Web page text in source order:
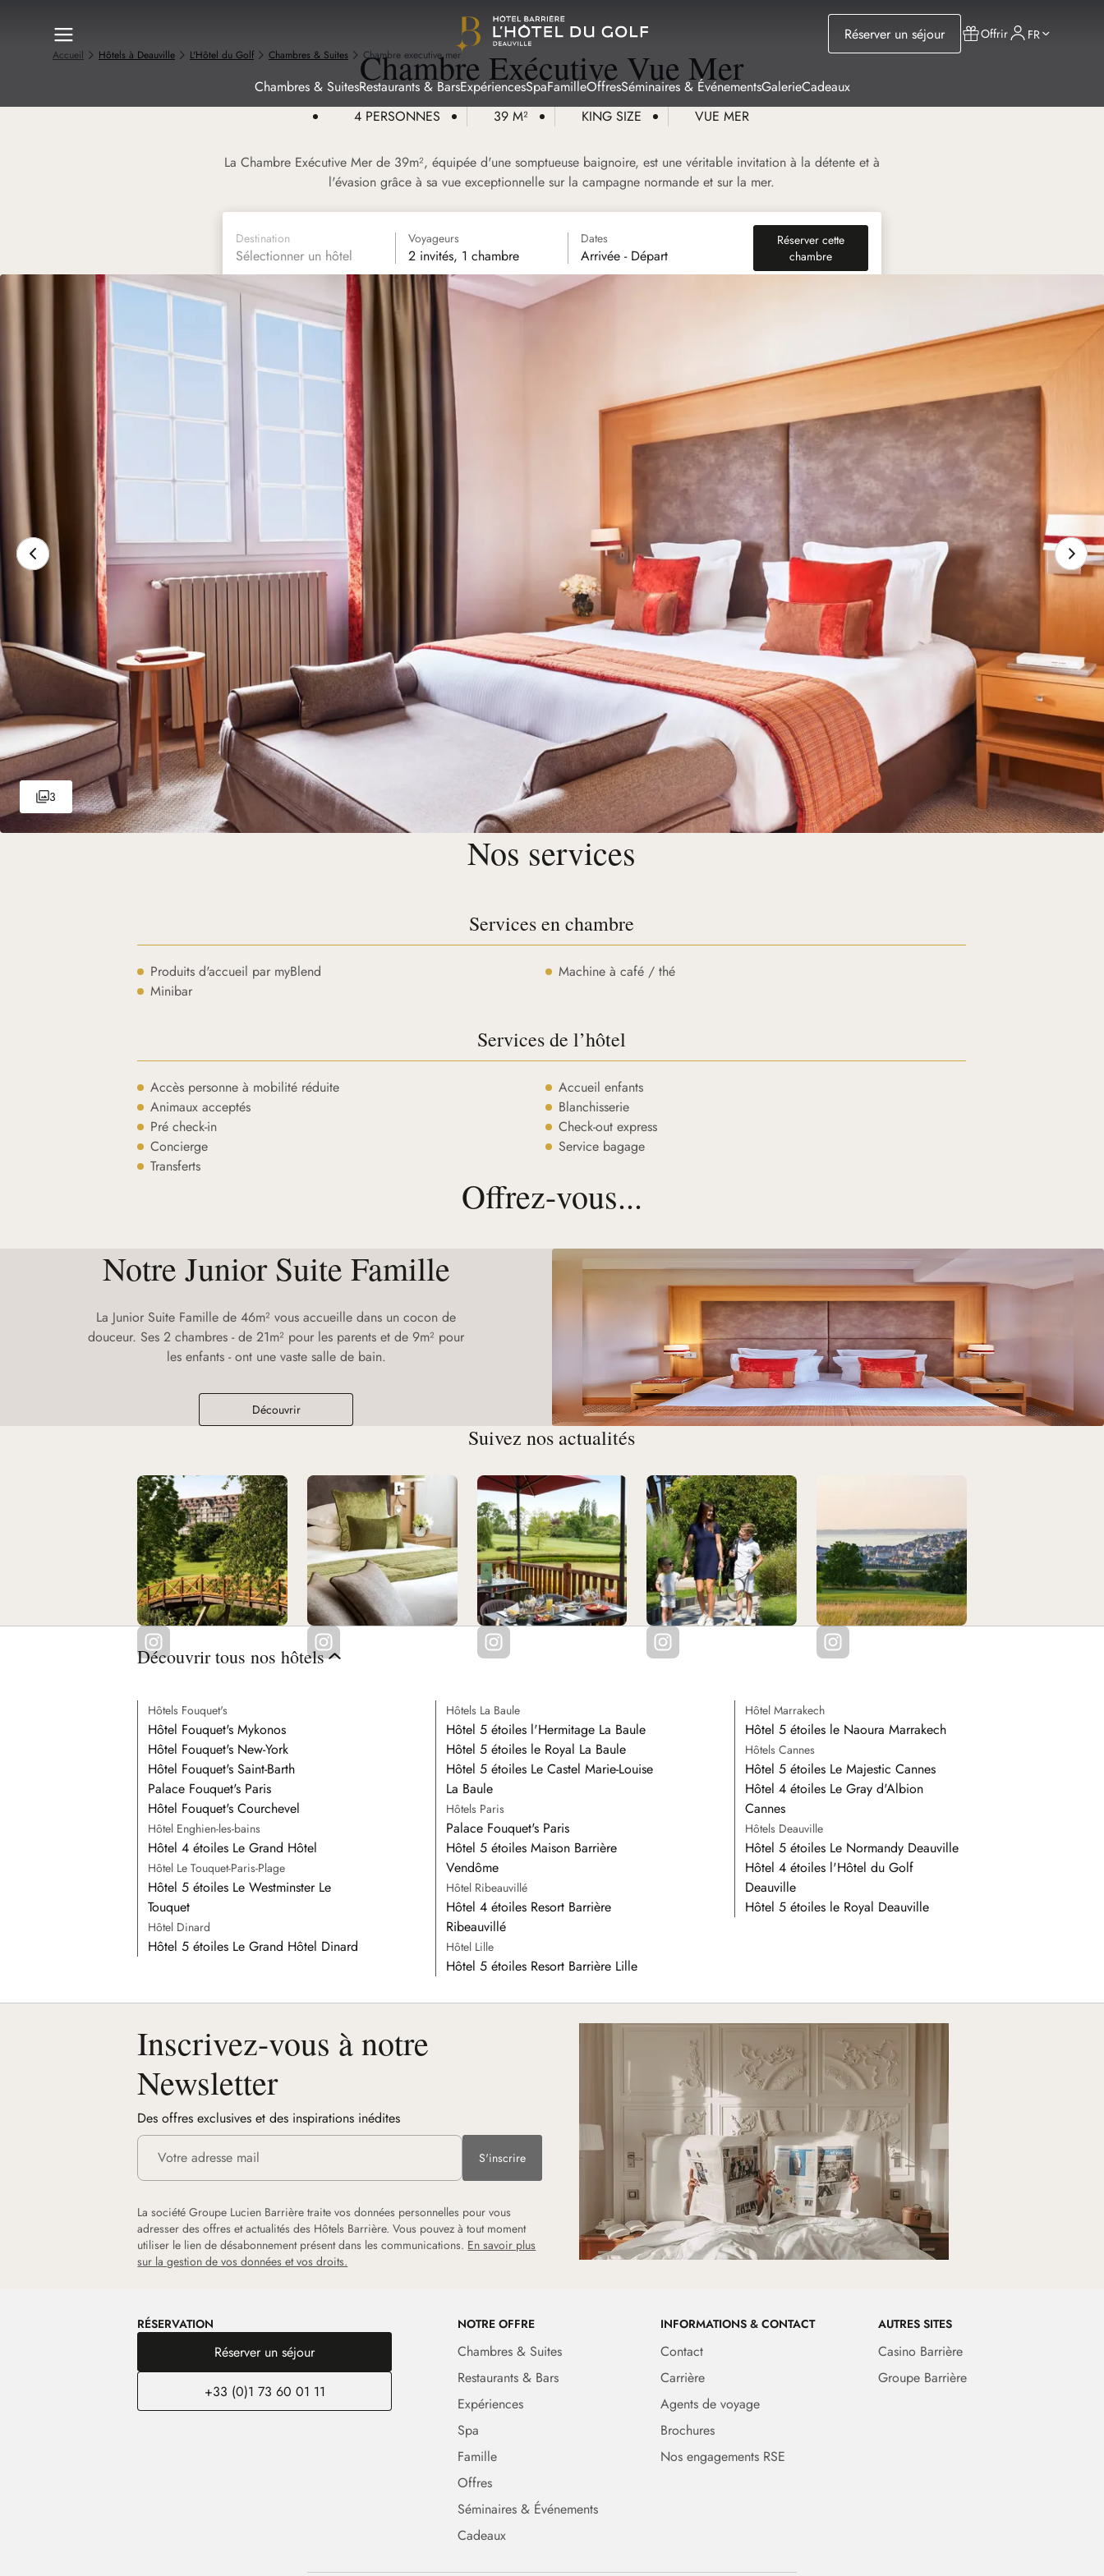
Réserver un séjour Offrir FR
Chambres & SuitesRestaurants & BarsExpériencesSpaFamilleOffresSéminaires & ÉvénementsGalerieCadeaux
Accueil Hôtels à Deauville L'Hôtel du Golf Chambres & Suites Chambre executive mer
Chambre Exécutive Vue Mer
4 PERSONNES 39 M² KING SIZE VUE MER
La Chambre Exécutive Mer de 39m², équipée d'une somptueuse baignoire, est une véritable invitation à la détente et à
l'évasion grâce à sa vue exceptionnelle sur la campagne normande et sur la mer.
Destination
Sélectionner un hôtel
Voyageurs
2 invités, 1 chambre
Dates
Arrivée - Départ
Réserver cette
chambre(nouvel onglet)
3
Nos services
Services en chambre
Produits d'accueil par myBlend
Machine à café / thé
Minibar
Services de l’hôtel
Accès personne à mobilité réduite
Accueil enfants
Animaux acceptés
Blanchisserie
Pré check-in
Check-out express
Concierge
Service bagage
Transferts
Offrez-vous...
Notre Junior Suite Famille
La Junior Suite Famille de 46m² vous accueille dans un cocon de
douceur. Ses 2 chambres - de 21m² pour les parents et de 9m² pour
les enfants - ont une vaste salle de bain.
Découvrir
Suivez nos actualités
Découvrir tous nos hôtels
Hôtels Fouquet's
Hôtel Fouquet's Mykonos
Hôtel Fouquet's New-York
Hôtel Fouquet's Saint-Barth
Palace Fouquet's Paris
Hôtel Fouquet's Courchevel
Hôtel Enghien-les-bains
Hôtel 4 étoiles Le Grand Hôtel
Hôtel Le Touquet-Paris-Plage
Hôtel 5 étoiles Le Westminster Le
Touquet
Hôtel Dinard
Hôtel 5 étoiles Le Grand Hôtel Dinard
Hôtels La Baule
Hôtel 5 étoiles l'Hermitage La Baule
Hôtel 5 étoiles le Royal La Baule
Hôtel 5 étoiles Le Castel Marie-Louise
La Baule
Hôtels Paris
Palace Fouquet's Paris
Hôtel 5 étoiles Maison Barrière
Vendôme
Hôtel Ribeauvillé
Hôtel 4 étoiles Resort Barrière
Ribeauvillé
Hôtel Lille
Hôtel 5 étoiles Resort Barrière Lille
Hôtel Marrakech
Hôtel 5 étoiles le Naoura Marrakech
Hôtels Cannes
Hôtel 5 étoiles Le Majestic Cannes
Hôtel 4 étoiles Le Gray d'Albion
Cannes
Hôtels Deauville
Hôtel 5 étoiles Le Normandy Deauville
Hôtel 4 étoiles l'Hôtel du Golf
Deauville
Hôtel 5 étoiles le Royal Deauville
Inscrivez-vous à notre
Newsletter
Des offres exclusives et des inspirations inédites
S'inscrire
La société Groupe Lucien Barrière traite vos données personnelles pour vous
adresser des offres et actualités des Hôtels Barrière. Vous pouvez à tout moment
utiliser le lien de désabonnement présent dans les communications. En savoir plus
sur la gestion de vos données et vos droits.
RÉSERVATION
Réserver un séjour
+33 (0)1 73 60 01 11
NOTRE OFFRE
Chambres & Suites
Restaurants & Bars
Expériences
Spa
Famille
Offres
Séminaires & Événements
Cadeaux
INFORMATIONS & CONTACT
Contact
Carrière
Agents de voyage
Brochures
Nos engagements RSE
AUTRES SITES
Casino Barrière
Groupe Barrière